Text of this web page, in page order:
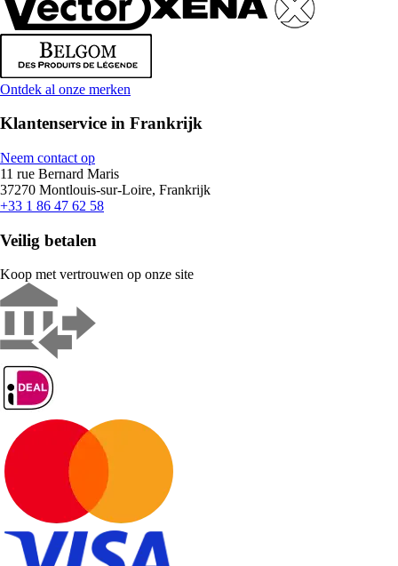
Ontdek al onze merken
Klantenservice in Frankrijk
Neem contact op
11 rue Bernard Maris
37270 Montlouis-sur-Loire, Frankrijk
+33 1 86 47 62 58
Veilig betalen
Koop met vertrouwen op onze site